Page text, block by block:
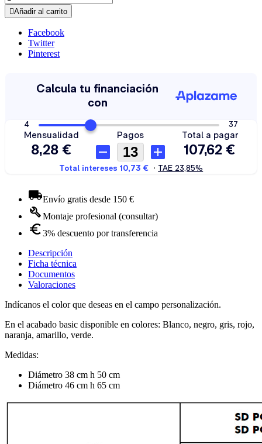
Añadir al carrito
Facebook
Twitter
Pinterest
Envío gratis desde 150 €
Montaje profesional (consultar)
3% descuento por transferencia
Descripción
Ficha técnica
Documentos
Valoraciones
Indícanos el color que deseas en el campo personalización.
En el acabado basic disponible en colores: Blanco, negro, gris, rojo,
naranja, amarillo, verde.
Medidas:
Diámetro 38 cm h 50 cm
Diámetro 46 cm h 65 cm